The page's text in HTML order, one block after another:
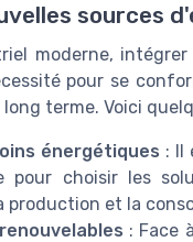
sources
moderne,
pour se
terme. Voici
énergétiques : Il
choisir les
production et la
: Face